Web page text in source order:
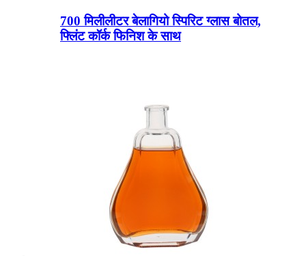
700 मिलीलीटर बेलागियो स्पिरिट ग्लास बोतल,
फ्लिंट कॉर्क फिनिश के साथ